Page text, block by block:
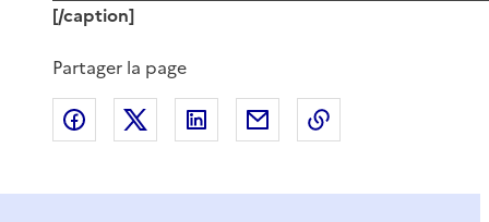
[/caption]
Partager la page
Partager sur Facebook
Partager sur XPartager sur LinkedIn
Partager par email